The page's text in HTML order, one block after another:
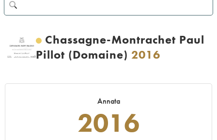
Chassagne-Montrachet Paul
Pillot (Domaine) 2016
Annata
2016